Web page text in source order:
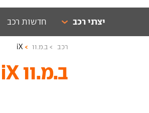
יצרני רכב חדשות רכב
רכב ב.מ.וו iX
ב.מ.וו iX - כל המידע והדגמים